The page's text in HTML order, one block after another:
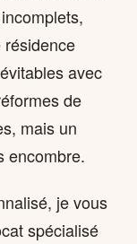
avec
de
mais un
encombre.
je vous
spécialisé